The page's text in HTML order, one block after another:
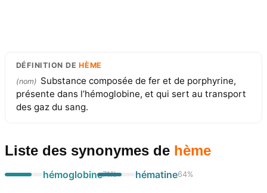
DÉFINITION DEHÈME
(nom) Substance composée de fer et de porphyrine,
présente dans l’hémoglobine, et qui sert au transport
des gaz du sang.
Liste des synonymes de hème
hémoglobine71% hématine64%